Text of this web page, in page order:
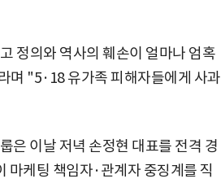
정의와 역사의 훼손이 얼마나 엄혹
며 "5·18 유가족 피해자들에게 사과
은 이날 저녁 손정현 대표를 전격 경
마케팅 책임자·관계자 중징계를 직